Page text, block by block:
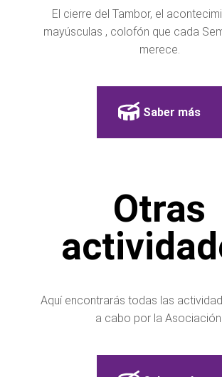
El cierre del Tambor, el
mayúsculas , colofón que cada
merece.
Saber más
Otras
Aquí encontrarás todas las
a cabo por la Asociación.